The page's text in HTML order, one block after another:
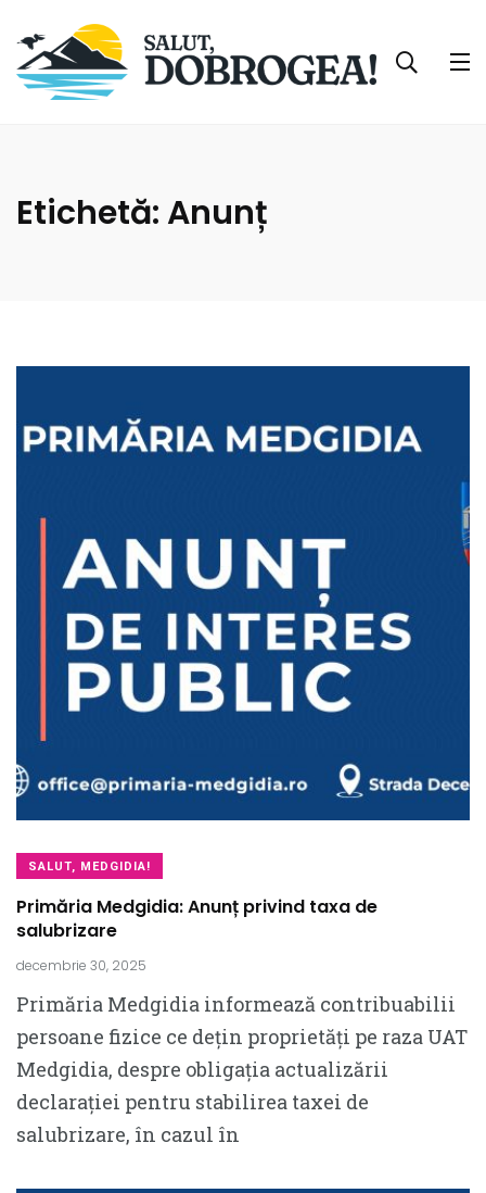
Etichetă: Anunț
SALUT, MEDGIDIA!
Primăria Medgidia: Anunț privind taxa de
salubrizare
decembrie 30, 2025
Primăria Medgidia informează contribuabilii
persoane fizice ce dețin proprietăți pe raza UAT
Medgidia, despre obligația actualizării
declarației pentru stabilirea taxei de
salubrizare, în cazul în